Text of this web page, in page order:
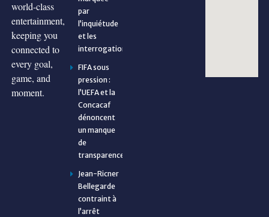
world-class
entertainment,
keeping you
connected to
every goal,
game, and
moment.
par
l’inquiétude
et les
interrogations
FIFA sous
pression :
l’UEFA et la
Concacaf
dénoncent
un manque
de
transparence
Jean-Ricner
Bellegarde
contraint à
l’arrêt